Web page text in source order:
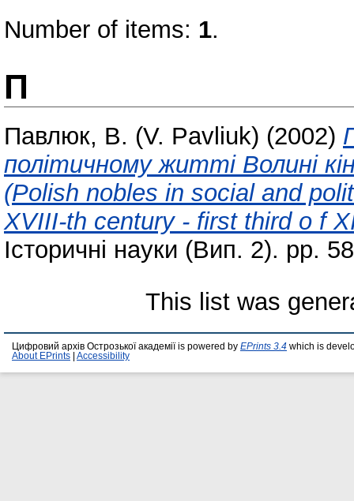
Number of items: 1.
П
Павлюк, В. (V. Pavliuk) (2002)
політичному житті Волині
(Polish nobles in social and
XVIII-th century - first third o f
Історичні науки (Вип. 2). pp.
This list was
Цифровий архів Острозької академії is powered by EPrints 3.4 which is
About EPrints
Accessibility